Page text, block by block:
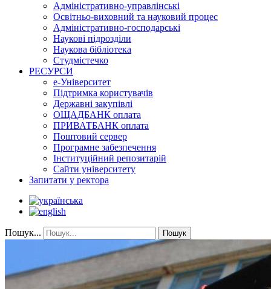
Адміністративно-управлінські
Освітньо-виховний та науковий процес
Адміністративно-господарські
Наукові підрозділи
Наукова бібліотека
Студмістечко
РЕСУРСИ
е-Університет
Підтримка користувачів
Державні закупівлі
ОЩАДБАНК оплата
ПРИВАТБАНК оплата
Поштовий сервер
Програмне забезпечення
Інституційний репозитарій
Сайти університету
Запитати у ректора
Пошук... Пошук